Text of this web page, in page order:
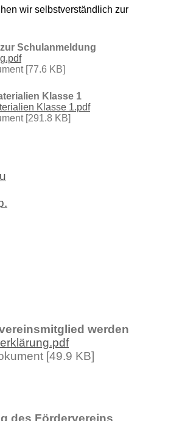
wir selbstverständlich zur
Schulanmeldung
[77.6 KB]
Klasse 1
Klasse 1.pdf
[291.8 KB]
werden
[49.9 KB]
des Fördervereins